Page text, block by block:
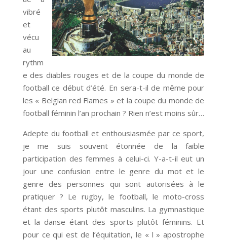
vibré
et
vécu
au
rythm
e des diables rouges et de la coupe du monde de
football ce début d’été. En sera-t-il de même pour
les « Belgian red Flames » et la coupe du monde de
football féminin l’an prochain ? Rien n’est moins sûr…
Adepte du football et enthousiasmée par ce sport,
je me suis souvent étonnée de la faible
participation des femmes à celui-ci. Y-a-t-il eut un
jour une confusion entre le genre du mot et le
genre des personnes qui sont autorisées à le
pratiquer ? Le rugby, le football, le moto-cross
étant des sports plutôt masculins. La gymnastique
et la danse étant des sports plutôt féminins. Et
pour ce qui est de l’équitation, le « l » apostrophe